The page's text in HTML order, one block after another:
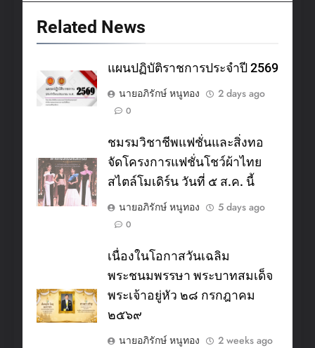
Related News
แผนปฏิบัติราชการประจำปี 2569
นายอภิรักษ์ หนูทอง
2 days ago
0
ชมรมวิชาชีพแฟชั่นและสิ่งทอ
จัดโครงการแฟชั่นโชว์ผ้าไทย
สไตล์โมเดิร์น วันที่ ๕ ส.ค. นี้
นายอภิรักษ์ หนูทอง
5 days ago
0
เนื่องในโอกาสวันเฉลิม
พระชนมพรรษา พระบาทสมเด็จ
พระเจ้าอยู่หัว ๒๘ กรกฎาคม
๒๕๖๙
นายอภิรักษ์ หนูทอง
2 weeks ago